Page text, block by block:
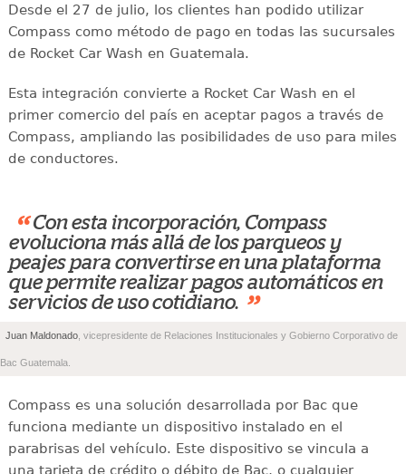
Desde el 27 de julio, los clientes han podido utilizar
Compass como método de pago en todas las sucursales
de Rocket Car Wash en Guatemala.
Esta integración convierte a Rocket Car Wash en el
primer comercio del país en aceptar pagos a través de
Compass, ampliando las posibilidades de uso para miles
de conductores.
“ Con esta incorporación, Compass
evoluciona más allá de los parqueos y
peajes para convertirse en una plataforma
que permite realizar pagos automáticos en
servicios de uso cotidiano. ”
Juan Maldonado , vicepresidente de Relaciones Institucionales y Gobierno Corporativo de
Bac Guatemala.
Compass es una solución desarrollada por Bac que
funciona mediante un dispositivo instalado en el
parabrisas del vehículo. Este dispositivo se vincula a
una tarjeta de crédito o débito de Bac, o cualquier